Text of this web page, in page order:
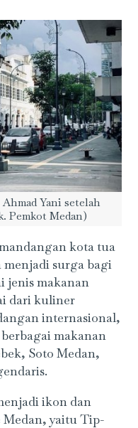
Yani setelah
Pemkot Medan)
kota tua
menjadi surga bagi
jenis makanan
dari kuliner
internasional,
makanan
Soto Medan,
ikon dan
yaitu Tip-